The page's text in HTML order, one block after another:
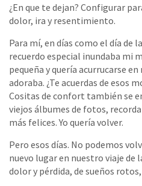
¿En que te dejan? Configurar
dolor, ira y resentimiento.
Para mí, en días como el día de
recuerdo especial inundaba mi
pequeña y quería acurrucarse
adoraba. ¿Te acuerdas de esos
Cositas de confort también se
viejos álbumes de fotos,
más felices. Yo quería volver.
Pero esos días. No podemos
nuevo lugar en nuestro viaje de
dolor y pérdida, de sueños rotos,